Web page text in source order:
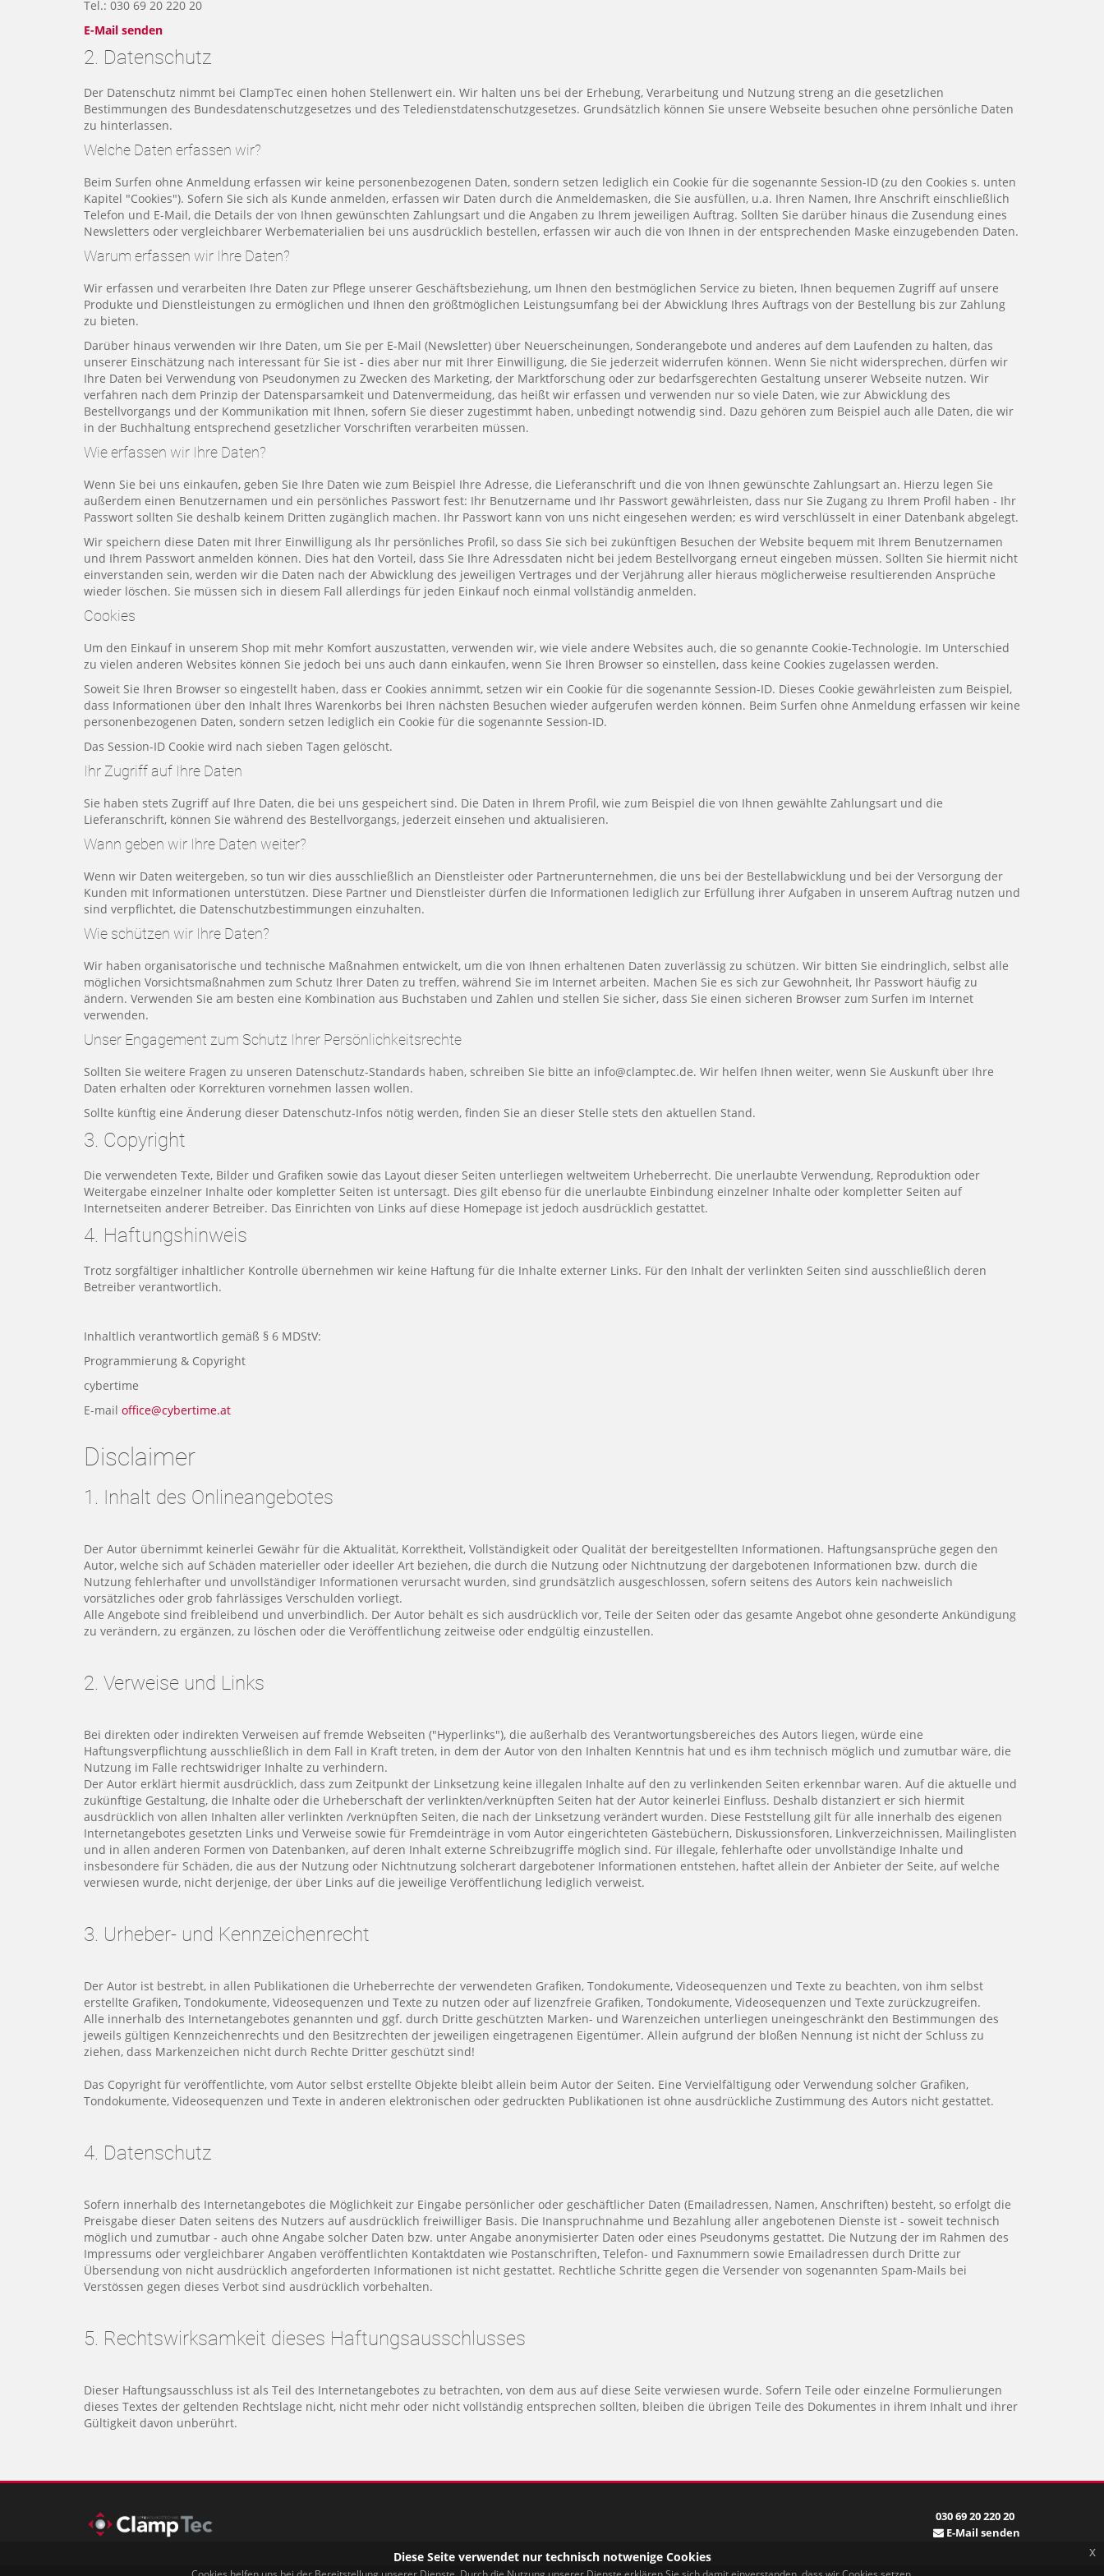
Tel.: 030 69 20 220 20
E-Mail senden
2. Datenschutz
Der Datenschutz nimmt bei ClampTec einen hohen Stellenwert ein. Wir halten uns bei der Erhebung, Verarbeitung und Nutzung streng an die gesetzlichen
Bestimmungen des Bundesdatenschutzgesetzes und des Teledienstdatenschutzgesetzes. Grundsätzlich können Sie unsere Webseite besuchen ohne persönliche Daten
zu hinterlassen.
Welche Daten erfassen wir?
Beim Surfen ohne Anmeldung erfassen wir keine personenbezogenen Daten, sondern setzen lediglich ein Cookie für die sogenannte Session-ID (zu den Cookies s. unten
Kapitel "Cookies"). Sofern Sie sich als Kunde anmelden, erfassen wir Daten durch die Anmeldemasken, die Sie ausfüllen, u.a. Ihren Namen, Ihre Anschrift einschließlich
Telefon und E-Mail, die Details der von Ihnen gewünschten Zahlungsart und die Angaben zu Ihrem jeweiligen Auftrag. Sollten Sie darüber hinaus die Zusendung eines
Newsletters oder vergleichbarer Werbematerialien bei uns ausdrücklich bestellen, erfassen wir auch die von Ihnen in der entsprechenden Maske einzugebenden Daten.
Warum erfassen wir Ihre Daten?
Wir erfassen und verarbeiten Ihre Daten zur Pflege unserer Geschäftsbeziehung, um Ihnen den bestmöglichen Service zu bieten, Ihnen bequemen Zugriff auf unsere
Produkte und Dienstleistungen zu ermöglichen und Ihnen den größtmöglichen Leistungsumfang bei der Abwicklung Ihres Auftrags von der Bestellung bis zur Zahlung
zu bieten.
Darüber hinaus verwenden wir Ihre Daten, um Sie per E-Mail (Newsletter) über Neuerscheinungen, Sonderangebote und anderes auf dem Laufenden zu halten, das
unserer Einschätzung nach interessant für Sie ist - dies aber nur mit Ihrer Einwilligung, die Sie jederzeit widerrufen können. Wenn Sie nicht widersprechen, dürfen wir
Ihre Daten bei Verwendung von Pseudonymen zu Zwecken des Marketing, der Marktforschung oder zur bedarfsgerechten Gestaltung unserer Webseite nutzen. Wir
verfahren nach dem Prinzip der Datensparsamkeit und Datenvermeidung, das heißt wir erfassen und verwenden nur so viele Daten, wie zur Abwicklung des
Bestellvorgangs und der Kommunikation mit Ihnen, sofern Sie dieser zugestimmt haben, unbedingt notwendig sind. Dazu gehören zum Beispiel auch alle Daten, die wir
in der Buchhaltung entsprechend gesetzlicher Vorschriften verarbeiten müssen.
Wie erfassen wir Ihre Daten?
Wenn Sie bei uns einkaufen, geben Sie Ihre Daten wie zum Beispiel Ihre Adresse, die Lieferanschrift und die von Ihnen gewünschte Zahlungsart an. Hierzu legen Sie
außerdem einen Benutzernamen und ein persönliches Passwort fest: Ihr Benutzername und Ihr Passwort gewährleisten, dass nur Sie Zugang zu Ihrem Profil haben - Ihr
Passwort sollten Sie deshalb keinem Dritten zugänglich machen. Ihr Passwort kann von uns nicht eingesehen werden; es wird verschlüsselt in einer Datenbank abgelegt.
Wir speichern diese Daten mit Ihrer Einwilligung als Ihr persönliches Profil, so dass Sie sich bei zukünftigen Besuchen der Website bequem mit Ihrem Benutzernamen
und Ihrem Passwort anmelden können. Dies hat den Vorteil, dass Sie Ihre Adressdaten nicht bei jedem Bestellvorgang erneut eingeben müssen. Sollten Sie hiermit nicht
einverstanden sein, werden wir die Daten nach der Abwicklung des jeweiligen Vertrages und der Verjährung aller hieraus möglicherweise resultierenden Ansprüche
wieder löschen. Sie müssen sich in diesem Fall allerdings für jeden Einkauf noch einmal vollständig anmelden.
Cookies
Um den Einkauf in unserem Shop mit mehr Komfort auszustatten, verwenden wir, wie viele andere Websites auch, die so genannte Cookie-Technologie. Im Unterschied
zu vielen anderen Websites können Sie jedoch bei uns auch dann einkaufen, wenn Sie Ihren Browser so einstellen, dass keine Cookies zugelassen werden.
Soweit Sie Ihren Browser so eingestellt haben, dass er Cookies annimmt, setzen wir ein Cookie für die sogenannte Session-ID. Dieses Cookie gewährleisten zum Beispiel,
dass Informationen über den Inhalt Ihres Warenkorbs bei Ihren nächsten Besuchen wieder aufgerufen werden können. Beim Surfen ohne Anmeldung erfassen wir keine
personenbezogenen Daten, sondern setzen lediglich ein Cookie für die sogenannte Session-ID.
Das Session-ID Cookie wird nach sieben Tagen gelöscht.
Ihr Zugriff auf Ihre Daten
Sie haben stets Zugriff auf Ihre Daten, die bei uns gespeichert sind. Die Daten in Ihrem Profil, wie zum Beispiel die von Ihnen gewählte Zahlungsart und die
Lieferanschrift, können Sie während des Bestellvorgangs, jederzeit einsehen und aktualisieren.
Wann geben wir Ihre Daten weiter?
Wenn wir Daten weitergeben, so tun wir dies ausschließlich an Dienstleister oder Partnerunternehmen, die uns bei der Bestellabwicklung und bei der Versorgung der
Kunden mit Informationen unterstützen. Diese Partner und Dienstleister dürfen die Informationen lediglich zur Erfüllung ihrer Aufgaben in unserem Auftrag nutzen und
sind verpflichtet, die Datenschutzbestimmungen einzuhalten.
Wie schützen wir Ihre Daten?
Wir haben organisatorische und technische Maßnahmen entwickelt, um die von Ihnen erhaltenen Daten zuverlässig zu schützen. Wir bitten Sie eindringlich, selbst alle
möglichen Vorsichtsmaßnahmen zum Schutz Ihrer Daten zu treffen, während Sie im Internet arbeiten. Machen Sie es sich zur Gewohnheit, Ihr Passwort häufig zu
ändern. Verwenden Sie am besten eine Kombination aus Buchstaben und Zahlen und stellen Sie sicher, dass Sie einen sicheren Browser zum Surfen im Internet
verwenden.
Unser Engagement zum Schutz Ihrer Persönlichkeitsrechte
Sollten Sie weitere Fragen zu unseren Datenschutz-Standards haben, schreiben Sie bitte an info@clamptec.de. Wir helfen Ihnen weiter, wenn Sie Auskunft über Ihre
Daten erhalten oder Korrekturen vornehmen lassen wollen.
Sollte künftig eine Änderung dieser Datenschutz-Infos nötig werden, finden Sie an dieser Stelle stets den aktuellen Stand.
3. Copyright
Die verwendeten Texte, Bilder und Grafiken sowie das Layout dieser Seiten unterliegen weltweitem Urheberrecht. Die unerlaubte Verwendung, Reproduktion oder
Weitergabe einzelner Inhalte oder kompletter Seiten ist untersagt. Dies gilt ebenso für die unerlaubte Einbindung einzelner Inhalte oder kompletter Seiten auf
Internetseiten anderer Betreiber. Das Einrichten von Links auf diese Homepage ist jedoch ausdrücklich gestattet.
4. Haftungshinweis
Trotz sorgfältiger inhaltlicher Kontrolle übernehmen wir keine Haftung für die Inhalte externer Links. Für den Inhalt der verlinkten Seiten sind ausschließlich deren
Betreiber verantwortlich.
Inhaltlich verantwortlich gemäß § 6 MDStV:
Programmierung & Copyright
cybertime
E-mail office@cybertime.at
Disclaimer
1. Inhalt des Onlineangebotes
Der Autor übernimmt keinerlei Gewähr für die Aktualität, Korrektheit, Vollständigkeit oder Qualität der bereitgestellten Informationen. Haftungsansprüche gegen den
Autor, welche sich auf Schäden materieller oder ideeller Art beziehen, die durch die Nutzung oder Nichtnutzung der dargebotenen Informationen bzw. durch die
Nutzung fehlerhafter und unvollständiger Informationen verursacht wurden, sind grundsätzlich ausgeschlossen, sofern seitens des Autors kein nachweislich
vorsätzliches oder grob fahrlässiges Verschulden vorliegt.
Alle Angebote sind freibleibend und unverbindlich. Der Autor behält es sich ausdrücklich vor, Teile der Seiten oder das gesamte Angebot ohne gesonderte Ankündigung
zu verändern, zu ergänzen, zu löschen oder die Veröffentlichung zeitweise oder endgültig einzustellen.
2. Verweise und Links
Bei direkten oder indirekten Verweisen auf fremde Webseiten ("Hyperlinks"), die außerhalb des Verantwortungsbereiches des Autors liegen, würde eine
Haftungsverpflichtung ausschließlich in dem Fall in Kraft treten, in dem der Autor von den Inhalten Kenntnis hat und es ihm technisch möglich und zumutbar wäre, die
Nutzung im Falle rechtswidriger Inhalte zu verhindern.
Der Autor erklärt hiermit ausdrücklich, dass zum Zeitpunkt der Linksetzung keine illegalen Inhalte auf den zu verlinkenden Seiten erkennbar waren. Auf die aktuelle und
zukünftige Gestaltung, die Inhalte oder die Urheberschaft der verlinkten/verknüpften Seiten hat der Autor keinerlei Einfluss. Deshalb distanziert er sich hiermit
ausdrücklich von allen Inhalten aller verlinkten /verknüpften Seiten, die nach der Linksetzung verändert wurden. Diese Feststellung gilt für alle innerhalb des eigenen
Internetangebotes gesetzten Links und Verweise sowie für Fremdeinträge in vom Autor eingerichteten Gästebüchern, Diskussionsforen, Linkverzeichnissen, Mailinglisten
und in allen anderen Formen von Datenbanken, auf deren Inhalt externe Schreibzugriffe möglich sind. Für illegale, fehlerhafte oder unvollständige Inhalte und
insbesondere für Schäden, die aus der Nutzung oder Nichtnutzung solcherart dargebotener Informationen entstehen, haftet allein der Anbieter der Seite, auf welche
verwiesen wurde, nicht derjenige, der über Links auf die jeweilige Veröffentlichung lediglich verweist.
3. Urheber- und Kennzeichenrecht
Der Autor ist bestrebt, in allen Publikationen die Urheberrechte der verwendeten Grafiken, Tondokumente, Videosequenzen und Texte zu beachten, von ihm selbst
erstellte Grafiken, Tondokumente, Videosequenzen und Texte zu nutzen oder auf lizenzfreie Grafiken, Tondokumente, Videosequenzen und Texte zurückzugreifen.
Alle innerhalb des Internetangebotes genannten und ggf. durch Dritte geschützten Marken- und Warenzeichen unterliegen uneingeschränkt den Bestimmungen des
jeweils gültigen Kennzeichenrechts und den Besitzrechten der jeweiligen eingetragenen Eigentümer. Allein aufgrund der bloßen Nennung ist nicht der Schluss zu
ziehen, dass Markenzeichen nicht durch Rechte Dritter geschützt sind!
Das Copyright für veröffentlichte, vom Autor selbst erstellte Objekte bleibt allein beim Autor der Seiten. Eine Vervielfältigung oder Verwendung solcher Grafiken,
Tondokumente, Videosequenzen und Texte in anderen elektronischen oder gedruckten Publikationen ist ohne ausdrückliche Zustimmung des Autors nicht gestattet.
4. Datenschutz
Sofern innerhalb des Internetangebotes die Möglichkeit zur Eingabe persönlicher oder geschäftlicher Daten (Emailadressen, Namen, Anschriften) besteht, so erfolgt die
Preisgabe dieser Daten seitens des Nutzers auf ausdrücklich freiwilliger Basis. Die Inanspruchnahme und Bezahlung aller angebotenen Dienste ist - soweit technisch
möglich und zumutbar - auch ohne Angabe solcher Daten bzw. unter Angabe anonymisierter Daten oder eines Pseudonyms gestattet. Die Nutzung der im Rahmen des
Impressums oder vergleichbarer Angaben veröffentlichten Kontaktdaten wie Postanschriften, Telefon- und Faxnummern sowie Emailadressen durch Dritte zur
Übersendung von nicht ausdrücklich angeforderten Informationen ist nicht gestattet. Rechtliche Schritte gegen die Versender von sogenannten Spam-Mails bei
Verstössen gegen dieses Verbot sind ausdrücklich vorbehalten.
5. Rechtswirksamkeit dieses Haftungsausschlusses
Dieser Haftungsausschluss ist als Teil des Internetangebotes zu betrachten, von dem aus auf diese Seite verwiesen wurde. Sofern Teile oder einzelne Formulierungen
dieses Textes der geltenden Rechtslage nicht, nicht mehr oder nicht vollständig entsprechen sollten, bleiben die übrigen Teile des Dokumentes in ihrem Inhalt und ihrer
Gültigkeit davon unberührt.
030 69 20 220 20
E-Mail senden
Diese Seite verwendet nur technisch notwenige Cookies x